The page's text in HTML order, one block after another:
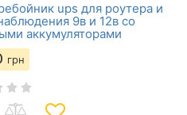
ups для роутера и
9в и 12в со
аккумуляторами
грн